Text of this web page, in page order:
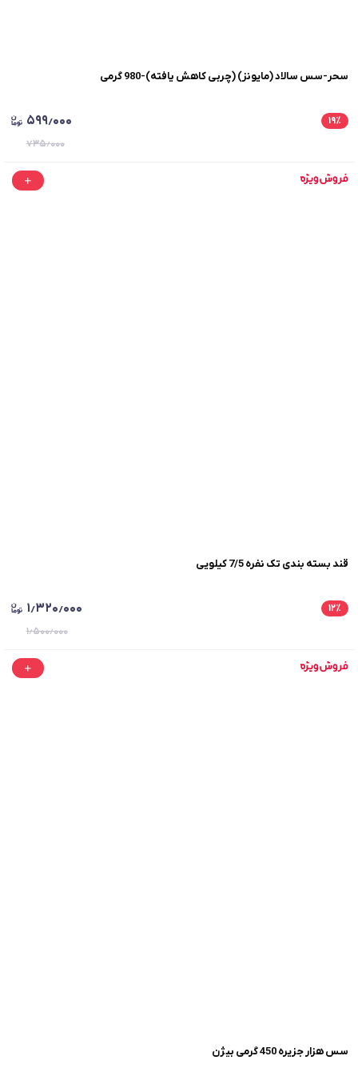
سحر-سس سالاد (مایونز) (چربی کاهش یافته)-980 گرمی
۱۹٪ ۵۹۹٫۰۰۰
۷۳۵٫۰۰۰
قند بسته بندی تک نفره 7/5 کیلویی
۱۲٪ ۱٫۳۲۰٫۰۰۰
۱٫۵۰۰٫۰۰۰
سس هزار جزیره 450 گرمی بیژن